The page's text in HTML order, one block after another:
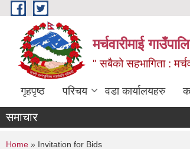
Skip to main content
मर्चवारीमाई
" सबैको सहभागिता :
गृहपृष्ठ परिचय वडा कार्यालयहरु
समाचार
Home » Invitation for Bids